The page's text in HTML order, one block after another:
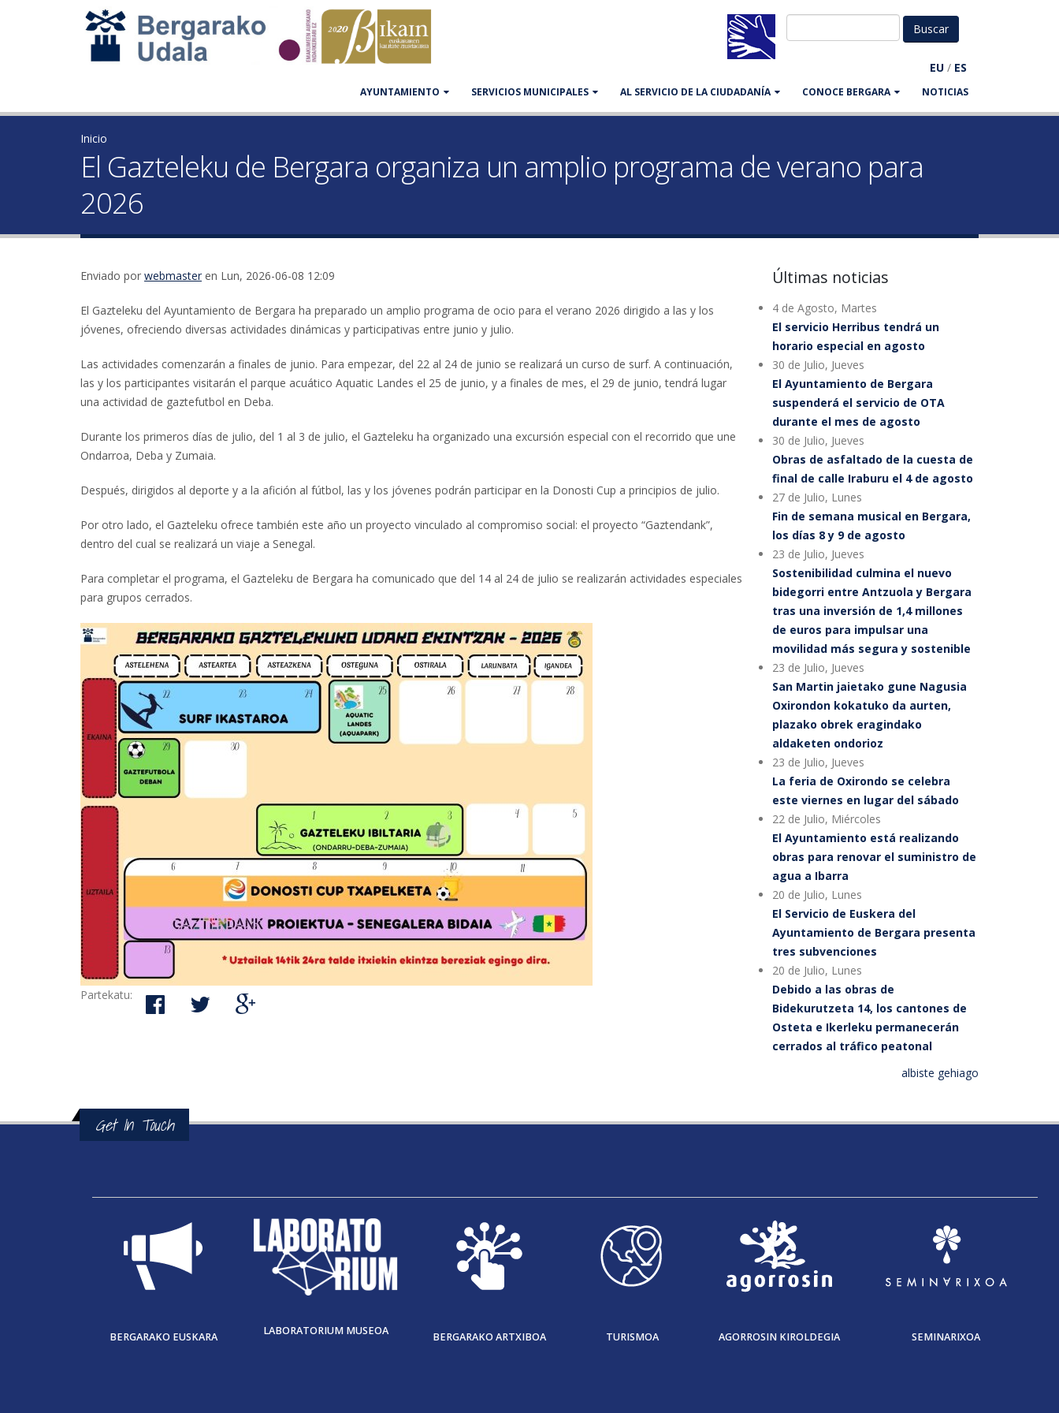
EU / ES
AYUNTAMIENTO SERVICIOS MUNICIPALES AL SERVICIO DE LA CIUDADANÍA CONOCE BERGARA NOTICIAS
Inicio
El Gazteleku de Bergara organiza un amplio programa de verano para
2026
Enviado por webmaster en Lun, 2026-06-08 12:09
El Gazteleku del Ayuntamiento de Bergara ha preparado un amplio programa de ocio para el verano 2026 dirigido a las y los
jóvenes, ofreciendo diversas actividades dinámicas y participativas entre junio y julio.
Las actividades comenzarán a finales de junio. Para empezar, del 22 al 24 de junio se realizará un curso de surf. A continuación,
las y los participantes visitarán el parque acuático Aquatic Landes el 25 de junio, y a finales de mes, el 29 de junio, tendrá lugar
una actividad de gaztefutbol en Deba.
Durante los primeros días de julio, del 1 al 3 de julio, el Gazteleku ha organizado una excursión especial con el recorrido que une
Ondarroa, Deba y Zumaia.
Después, dirigidos al deporte y a la afición al fútbol, las y los jóvenes podrán participar en la Donosti Cup a principios de julio.
Por otro lado, el Gazteleku ofrece también este año un proyecto vinculado al compromiso social: el proyecto “Gaztendank”,
dentro del cual se realizará un viaje a Senegal.
Para completar el programa, el Gazteleku de Bergara ha comunicado que del 14 al 24 de julio se realizarán actividades especiales
para grupos cerrados.
Partekatu:
Últimas noticias
4 de Agosto, Martes
El servicio Herribus tendrá un
horario especial en agosto
30 de Julio, Jueves
El Ayuntamiento de Bergara
suspenderá el servicio de OTA
durante el mes de agosto
30 de Julio, Jueves
Obras de asfaltado de la cuesta de
final de calle Iraburu el 4 de agosto
27 de Julio, Lunes
Fin de semana musical en Bergara,
los días 8 y 9 de agosto
23 de Julio, Jueves
Sostenibilidad culmina el nuevo
bidegorri entre Antzuola y Bergara
tras una inversión de 1,4 millones
de euros para impulsar una
movilidad más segura y sostenible
23 de Julio, Jueves
San Martin jaietako gune Nagusia
Oxirondon kokatuko da aurten,
plazako obrek eragindako
aldaketen ondorioz
23 de Julio, Jueves
La feria de Oxirondo se celebra
este viernes en lugar del sábado
22 de Julio, Miércoles
El Ayuntamiento está realizando
obras para renovar el suministro de
agua a Ibarra
20 de Julio, Lunes
El Servicio de Euskera del
Ayuntamiento de Bergara presenta
tres subvenciones
20 de Julio, Lunes
Debido a las obras de
Bidekurutzeta 14, los cantones de
Osteta e Ikerleku permanecerán
cerrados al tráfico peatonal
albiste gehiago
Get In Touch
BERGARAKO EUSKARA LABORATORIUM MUSEOA BERGARAKO ARTXIBOA TURISMOA AGORROSIN KIROLDEGIA SEMINARIXOA